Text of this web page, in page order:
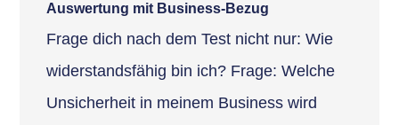
Auswertung mit Business-Bezug
Frage dich nach dem Test nicht nur: Wie
widerstandsfähig bin ich? Frage: Welche
Unsicherheit in meinem Business wird